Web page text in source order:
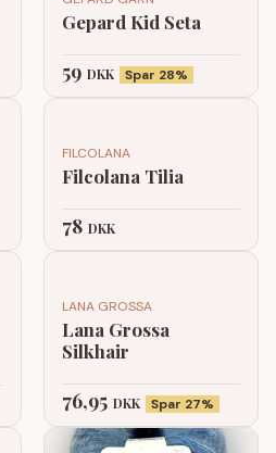
Gepard Kid Seta
59 DKK Spar 28%
FILCOLANA
Filcolana Tilia
78 DKK
LANA GROSSA
Lana Grossa
Silkhair
76,95 DKK Spar 27%